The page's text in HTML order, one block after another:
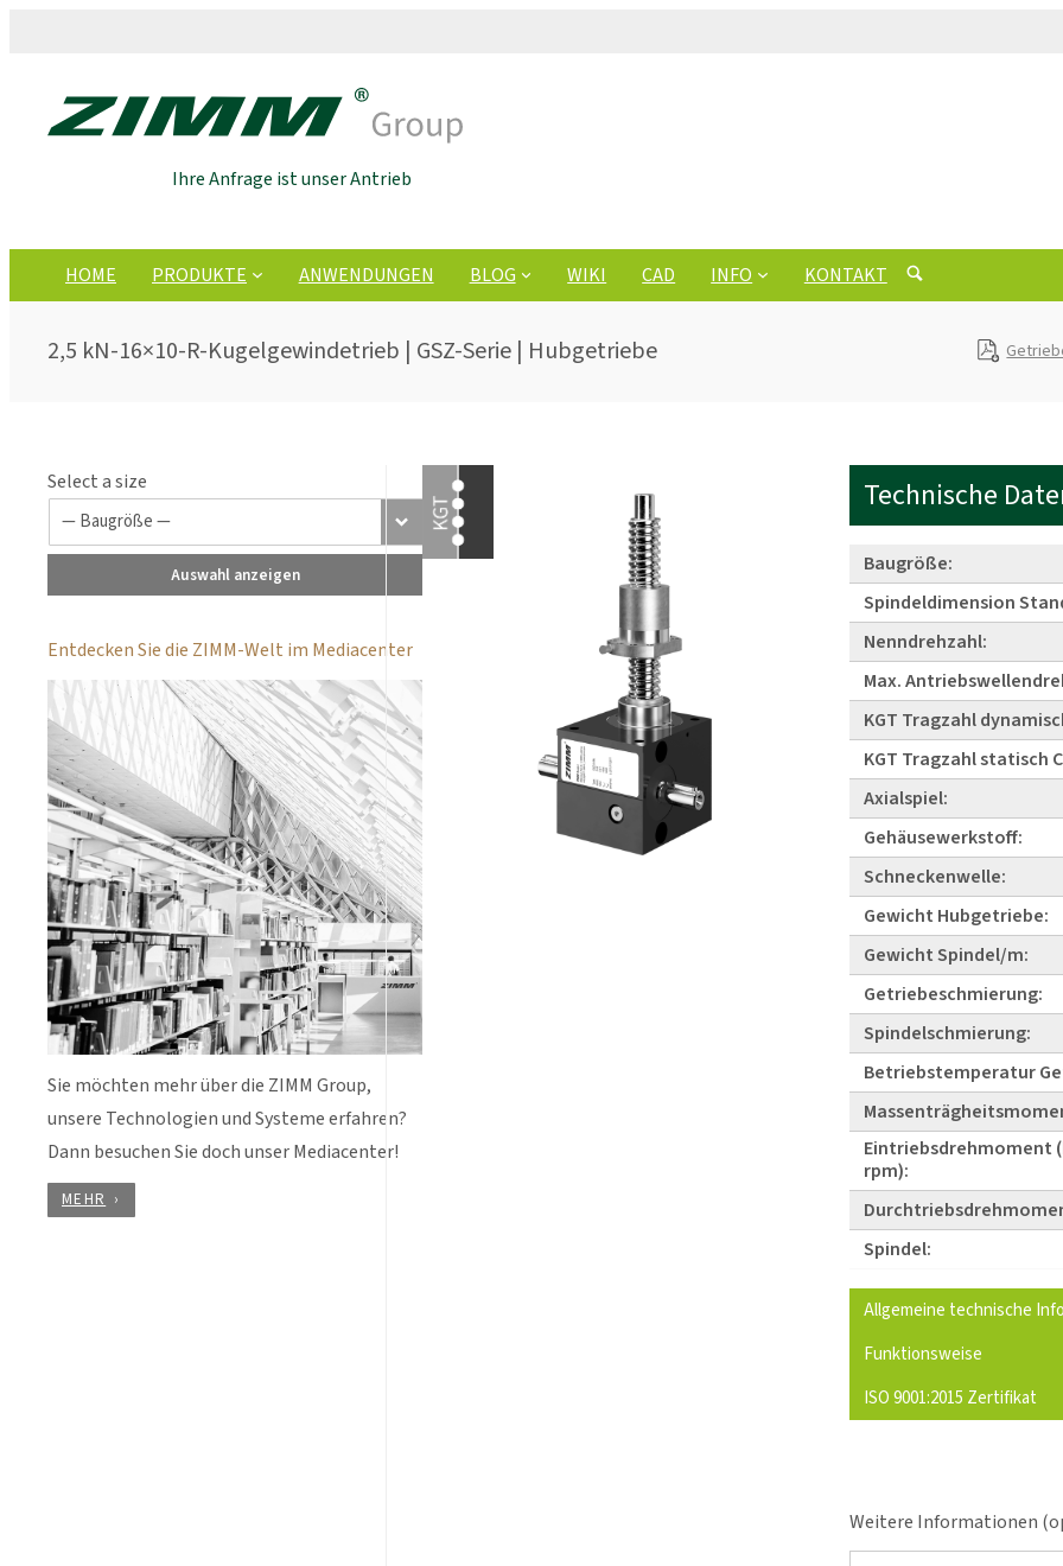
Ihre Anfrage ist unser Antrieb
HOME PRODUKTE ANWENDUNGEN BLOG WIKI CAD INFO KONTAKT
2,5 kN-16×10-R-Kugelgewindetrieb | GSZ-Serie | Hubgetriebe
Select a size
Auswahl anzeigen
Entdecken Sie die ZIMM-Welt im Mediacenter
Sie möchten mehr über die ZIMM Group,
unsere Technologien und Systeme erfahren?
Dann besuchen Sie doch unser Mediacenter!
MEHR
Technische
Baugröße:
Spindeldimension
Nenndrehzahl:
Max.
KGT Tragzahl
KGT Tragzahl statisch
Axialspiel:
Gehäusewerkstoff:
Schneckenwelle:
Gewicht Hubgetriebe:
Gewicht Spindel/m:
Getriebeschmierung:
Spindelschmierung:
Betriebstemperatur
Eintriebsdrehmoment
rpm):
Spindel:
Allgemeine technische
Funktionsweise
ISO 9001:2015 Zertifikat
Weitere Informationen